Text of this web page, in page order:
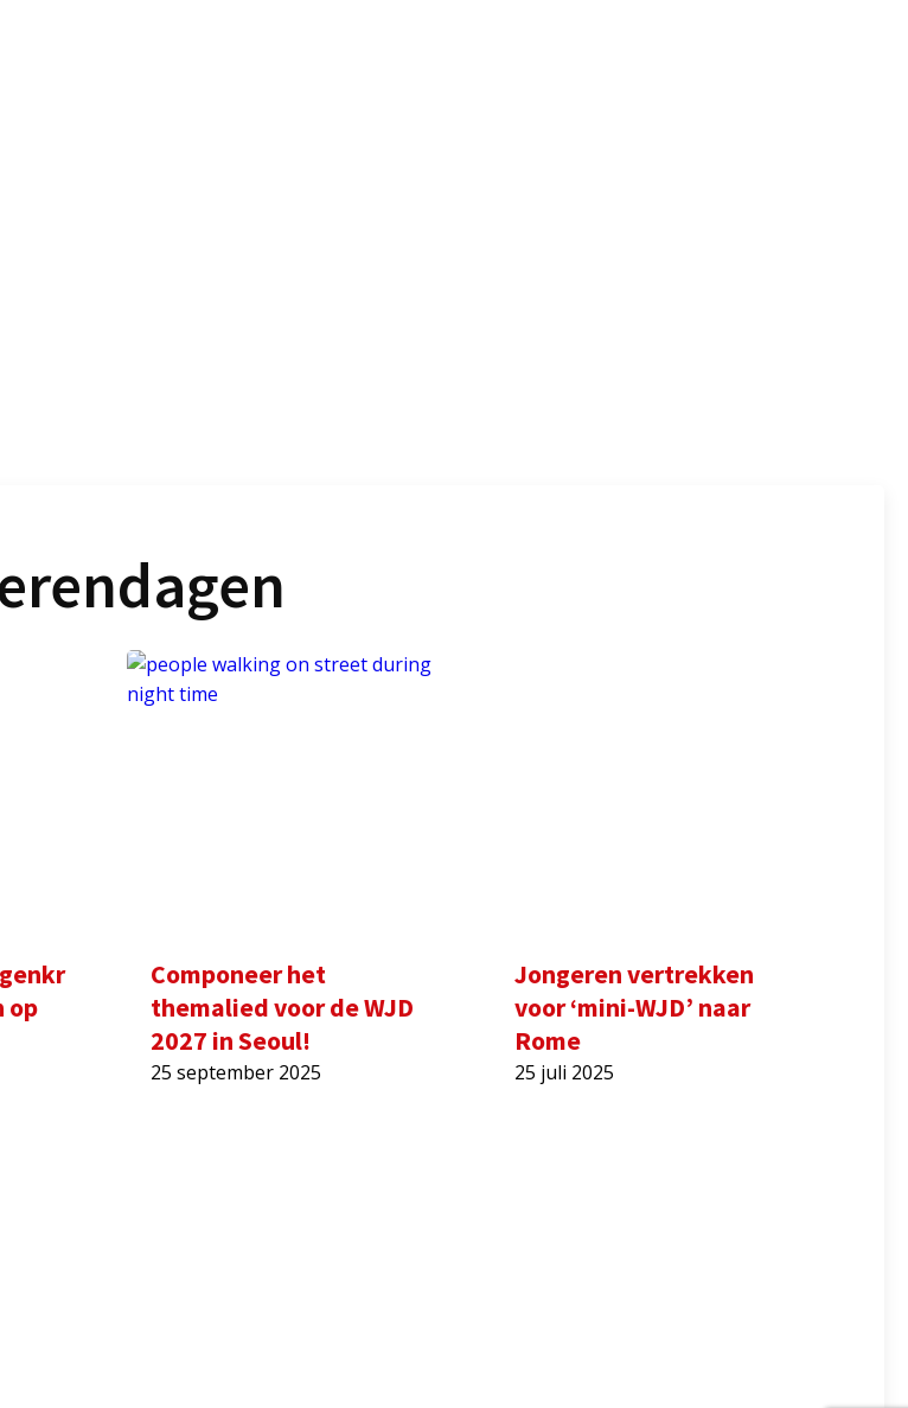
op
Componeer het
themalied voor de WJD
2027 in Seoul!
25 september 2025
Jongeren vertrekken
voor ‘mini-WJD’ naar
Rome
25 juli 2025